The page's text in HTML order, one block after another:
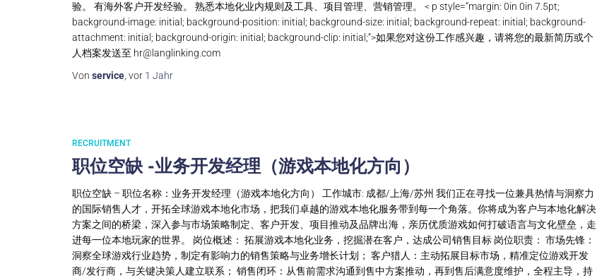
验。 有海外客户开发经验。 熟悉本地化业内规则及工具、项目管理、营销管理。 < p style=“margin: 0in 0in 7.5pt;
background-image: initial; background-position: initial; background-size: initial; background-repeat: initial; background-
attachment: initial; background-origin: initial; background-clip: initial;“>如果您对这份工作感兴趣，请将您的最新简历或个
人档案发送至 hr@langlinking.com
Von service , vor 1 Jahr
RECRUITMENT
职位空缺 -业务开发经理（游戏本地化方向）
职位空缺 – 职位名称：业务开发经理（游戏本地化方向） 工作城市: 成都/上海/苏州 我们正在寻找一位兼具热情与洞察力
的国际销售人才，开拓全球游戏本地化市场，把我们卓越的游戏本地化服务带到每一个角落。你将成为客户与本地化解决
方案之间的桥梁，深入参与市场策略制定、客户开发、项目推动及品牌出海，亲历优质游戏如何打破语言与文化壁垒，走
进每一位本地玩家的世界。 岗位概述： 拓展游戏本地化业务，挖掘潜在客户，达成公司销售目标 岗位职责： 市场先锋：
洞察全球游戏行业趋势，制定有影响力的销售策略与业务增长计划； 客户猎人：主动拓展目标市场，精准定位游戏开发
商/发行商，与关键决策人建立联系； 销售闭环：从售前需求沟通到售中方案推动，再到售后满意度维护，全程主导，持